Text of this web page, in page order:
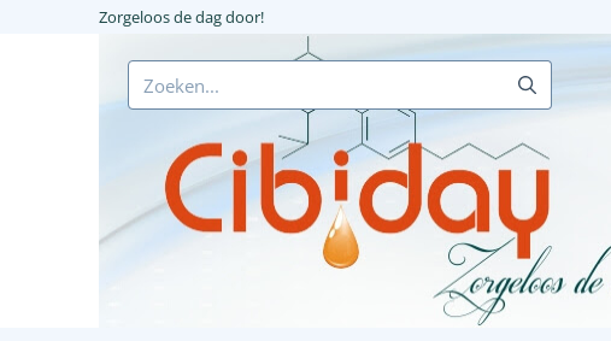
Cookievoorkeuren zijn beschikbaar. Kies instellingen of sta alle cookies toe.
Zorgeloos de dag door!
Zoeken